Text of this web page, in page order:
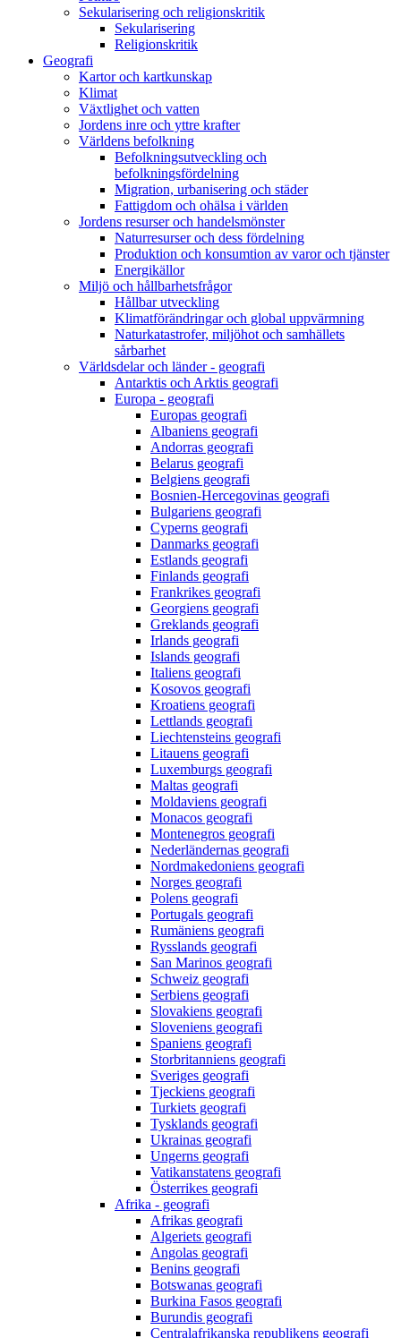
Sekularisering och religionskritik
Sekularisering
Religionskritik
Geografi
Kartor och kartkunskap
Klimat
Växtlighet och vatten
Jordens inre och yttre krafter
Världens befolkning
Befolkningsutveckling och
befolkningsfördelning
Migration, urbanisering och städer
Fattigdom och ohälsa i världen
Jordens resurser och handelsmönster
Naturresurser och dess fördelning
Produktion och konsumtion av varor och tjänster
Energikällor
Miljö och hållbarhetsfrågor
Hållbar utveckling
Klimatförändringar och global uppvärmning
Naturkatastrofer, miljöhot och samhällets
sårbarhet
Världsdelar och länder - geografi
Antarktis och Arktis geografi
Europa - geografi
Europas geografi
Albaniens geografi
Andorras geografi
Belarus geografi
Belgiens geografi
Bosnien-Hercegovinas geografi
Bulgariens geografi
Cyperns geografi
Danmarks geografi
Estlands geografi
Finlands geografi
Frankrikes geografi
Georgiens geografi
Greklands geografi
Irlands geografi
Islands geografi
Italiens geografi
Kosovos geografi
Kroatiens geografi
Lettlands geografi
Liechtensteins geografi
Litauens geografi
Luxemburgs geografi
Maltas geografi
Moldaviens geografi
Monacos geografi
Montenegros geografi
Nederländernas geografi
Nordmakedoniens geografi
Norges geografi
Polens geografi
Portugals geografi
Rumäniens geografi
Rysslands geografi
San Marinos geografi
Schweiz geografi
Serbiens geografi
Slovakiens geografi
Sloveniens geografi
Spaniens geografi
Storbritanniens geografi
Sveriges geografi
Tjeckiens geografi
Turkiets geografi
Tysklands geografi
Ukrainas geografi
Ungerns geografi
Vatikanstatens geografi
Österrikes geografi
Afrika - geografi
Afrikas geografi
Algeriets geografi
Angolas geografi
Benins geografi
Botswanas geografi
Burkina Fasos geografi
Burundis geografi
Centralafrikanska republikens geografi